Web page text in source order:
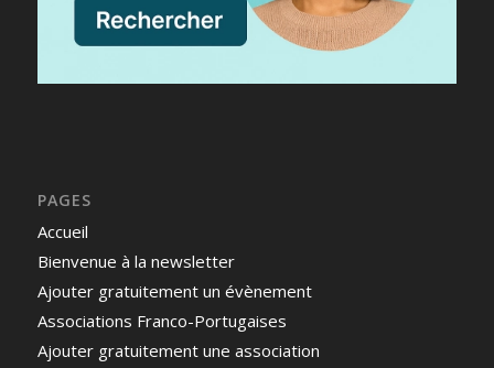
PAGES
Accueil
Bienvenue à la newsletter
Ajouter gratuitement un évènement
Associations Franco-Portugaises
Ajouter gratuitement une association